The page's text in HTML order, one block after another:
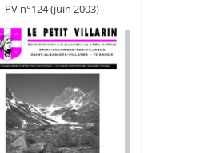
PV n°124 (juin 2003)